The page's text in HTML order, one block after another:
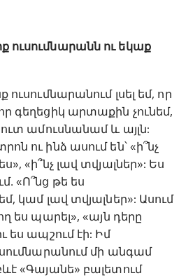
ուսումնարանն ու եկաք
ուսումնարանում լսել եմ, որ
գեղեցիկ արտաքին չունեմ,
ամուսնանամ և այլն:
ու ինձ ասում են՝ «ի՞նչ
«ի՞նչ լավ տվյալներ»: Ես
«Ո՞նց թե ես
կամ լավ տվյալներ»: Ասում
ես պարել», «այն դերը
ես ապշում էի: Իմ
մի անգամ
«Գայանե» բալետում